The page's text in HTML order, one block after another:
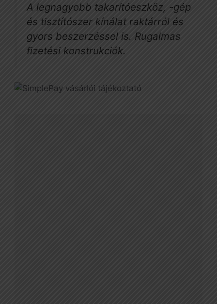
A legnagyobb takarítóeszköz, -gép
és tisztítószer kínálat raktárról és
gyors beszerzéssel is. Rugalmas
fizetési konstrukciók.